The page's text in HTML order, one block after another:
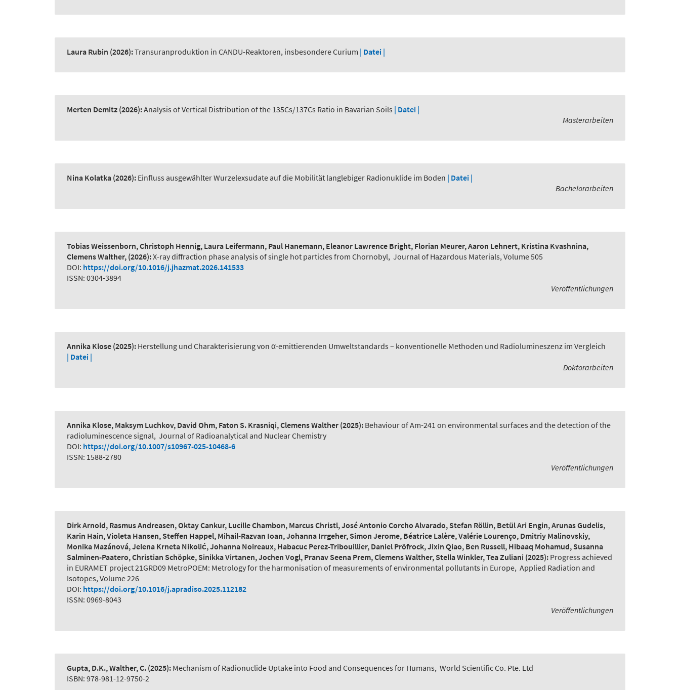
Laura Rubin (2026):Transuranproduktion in CANDU-Reaktoren, insbesondere Curium | Datei |
Merten Demitz (2026):Analysis of Vertical Distribution of the 135Cs/137Cs Ratio in Bavarian Soils | Datei |
Masterarbeiten
Nina Kolatka (2026): Einfluss ausgewählter Wurzelexsudate auf die Mobilität langlebiger Radionuklide im Boden | Datei |
Bachelorarbeiten
Tobias Weissenborn, Christoph Hennig, Laura Leifermann, Paul Hanemann, Eleanor Lawrence Bright, Florian Meurer, Aaron Lehnert, Kristina Kvashnina,
Clemens Walther, (2026):X-ray diffraction phase analysis of single hot particles from Chornobyl, Journal of Hazardous Materials, Volume 505
DOI: https://doi.org/10.1016/j.jhazmat.2026.141533
ISSN: 0304-3894
Veröffentlichungen
Annika Klose (2025): Herstellung und Charakterisierung von α-emittierenden Umweltstandards – konventionelle Methoden und Radiolumineszenz im Vergleich
| Datei |
Doktorarbeiten
Annika Klose, Maksym Luchkov, David Ohm, Faton S. Krasniqi, Clemens Walther (2025): Behaviour of Am-241 on environmental surfaces and the detection of the
radioluminescence signal, Journal of Radioanalytical and Nuclear Chemistry
DOI: https://doi.org/10.1007/s10967-025-10468-6
ISSN: 1588-2780
Veröffentlichungen
Dirk Arnold, Rasmus Andreasen, Oktay Cankur, Lucille Chambon, Marcus Christl, José Antonio Corcho Alvarado, Stefan Röllin, Betül Ari Engin, Arunas Gudelis,
Karin Hain, Violeta Hansen, Steffen Happel, Mihail-Razvan Ioan, Johanna Irrgeher, Simon Jerome, Béatrice Lalère, Valérie Lourenço, Dmitriy Malinovskiy,
Monika Mazánová, Jelena Krneta Nikolić, Johanna Noireaux, Habacuc Perez-Tribouillier, Daniel Pröfrock, Jixin Qiao, Ben Russell, Hibaaq Mohamud, Susanna
Salminen-Paatero, Christian Schöpke, Sinikka Virtanen, Jochen Vogl, Pranav Seena Prem, Clemens Walther, Stella Winkler, Tea Zuliani (2025): Progress achieved
in EURAMET project 21GRD09 MetroPOEM: Metrology for the harmonisation of measurements of environmental pollutants in Europe, Applied Radiation and
Isotopes, Volume 226
DOI: https://doi.org/10.1016/j.apradiso.2025.112182
ISSN: 0969-8043
Veröffentlichungen
Gupta, D.K., Walther, C. (2025): Mechanism of Radionuclide Uptake into Food and Consequences for Humans, World Scientific Co. Pte. Ltd
ISBN: 978-981-12-9750-2